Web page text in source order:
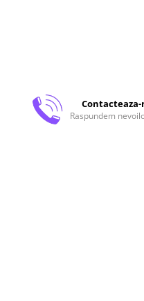
Contacteaza-
Raspundem